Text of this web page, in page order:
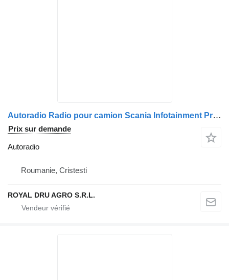
Autoradio Radio pour camion Scania Infotainment Premium HBA562
Prix sur demande
Autoradio
Roumanie, Cristesti
ROYAL DRU AGRO S.R.L.